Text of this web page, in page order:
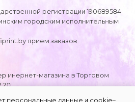
регистрации 190689584
городским исполнительным
прием заказов
инернет-магазина в Торговом
персональные данные и cookie–